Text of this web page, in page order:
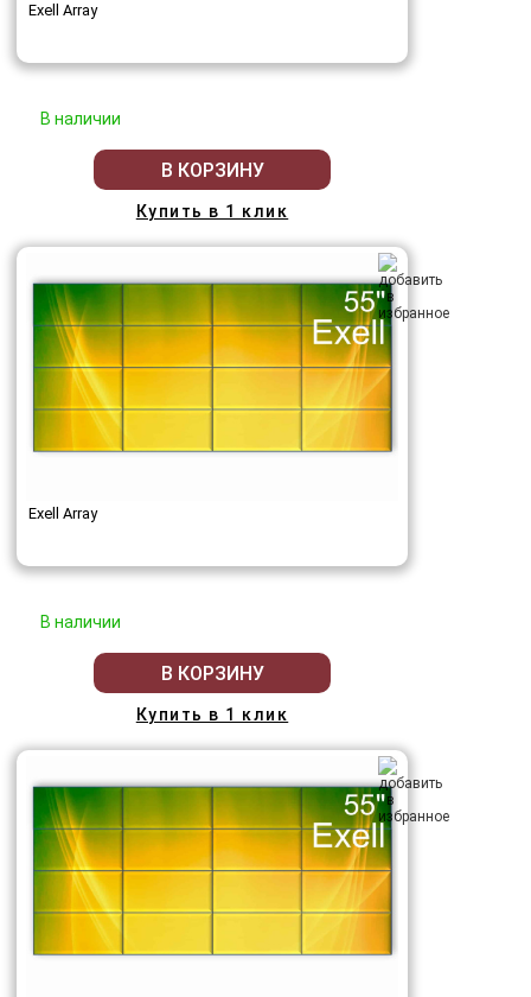
Exell Array
В наличии
В КОРЗИНУ
Купить в 1 клик
Exell Array
В наличии
В КОРЗИНУ
Купить в 1 клик